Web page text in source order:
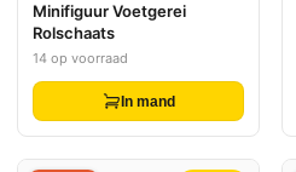
Minifiguur Voetgerei
Rolschaats
14 op voorraad
In mand